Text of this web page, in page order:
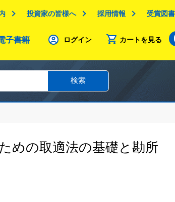
投資家の皆様へ 採用情報 受賞図書
子書籍 ログイン カートを見る
検索
めの取適法の基礎と勘所